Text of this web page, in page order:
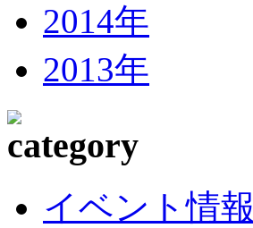
2014年
2013年
イベント情報